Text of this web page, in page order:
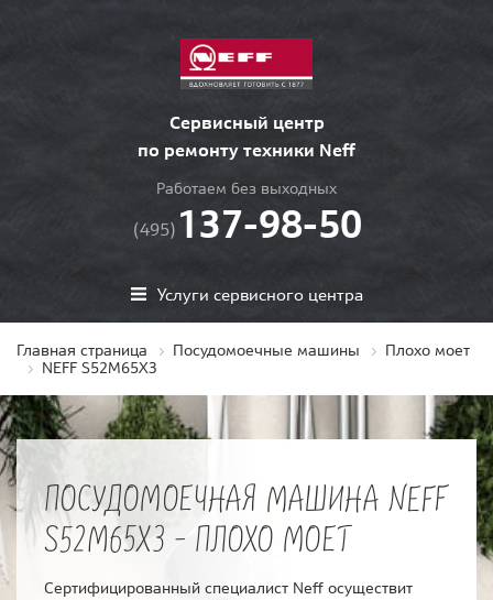
Сервисный центр
по ремонту техники Neff
Работаем без выходных
(495) 137-98-50
Услуги сервисного центра
Главная страница Посудомоечные машины
Плохо моет
NEFF S52M65X3
ПОСУДОМОЕЧНАЯ МАШИНА NEFF
S52M65X3 - ПЛОХО МОЕТ
Сертифицированный специалист Neff осуществит